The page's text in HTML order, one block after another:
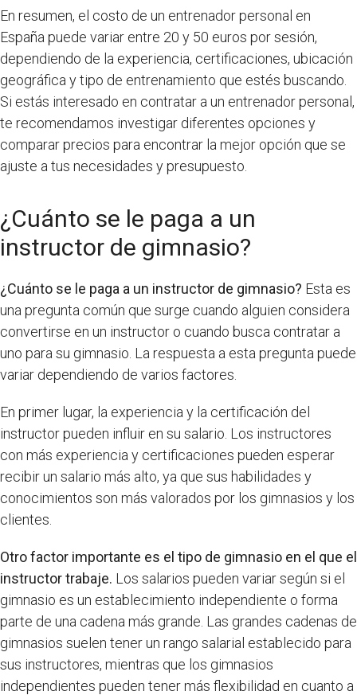
En resumen, el costo de un entrenador personal en
España puede variar entre 20 y 50 euros por sesión,
dependiendo de la experiencia, certificaciones, ubicación
geográfica y tipo de entrenamiento que estés buscando.
Si estás interesado en contratar a un entrenador personal,
te recomendamos investigar diferentes opciones y
comparar precios para encontrar la mejor opción que se
ajuste a tus necesidades y presupuesto.
¿Cuánto se le paga a un
instructor de gimnasio?
¿Cuánto se le paga a un instructor de gimnasio? Esta es
una pregunta común que surge cuando alguien considera
convertirse en un instructor o cuando busca contratar a
uno para su gimnasio. La respuesta a esta pregunta puede
variar dependiendo de varios factores.
En primer lugar, la experiencia y la certificación del
instructor pueden influir en su salario. Los instructores
con más experiencia y certificaciones pueden esperar
recibir un salario más alto, ya que sus habilidades y
conocimientos son más valorados por los gimnasios y los
clientes.
Otro factor importante es el tipo de gimnasio en el que el
instructor trabaje. Los salarios pueden variar según si el
gimnasio es un establecimiento independiente o forma
parte de una cadena más grande. Las grandes cadenas de
gimnasios suelen tener un rango salarial establecido para
sus instructores, mientras que los gimnasios
independientes pueden tener más flexibilidad en cuanto a